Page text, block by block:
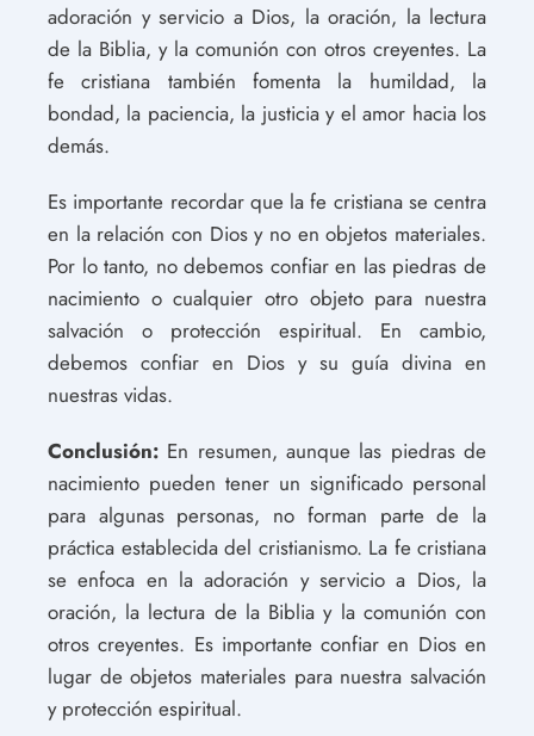
adoración y servicio a Dios, la oración, la lectura
de la Biblia, y la comunión con otros creyentes. La
fe cristiana también fomenta la humildad, la
bondad, la paciencia, la justicia y el amor hacia los
demás.
Es importante recordar que la fe cristiana se centra
en la relación con Dios y no en objetos materiales.
Por lo tanto, no debemos confiar en las piedras de
nacimiento o cualquier otro objeto para nuestra
salvación o protección espiritual. En cambio,
debemos confiar en Dios y su guía divina en
nuestras vidas.
Conclusión: En resumen, aunque las piedras de
nacimiento pueden tener un significado personal
para algunas personas, no forman parte de la
práctica establecida del cristianismo. La fe cristiana
se enfoca en la adoración y servicio a Dios, la
oración, la lectura de la Biblia y la comunión con
otros creyentes. Es importante confiar en Dios en
lugar de objetos materiales para nuestra salvación
y protección espiritual.